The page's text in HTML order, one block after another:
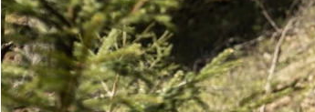
Weitere nachhaltige und soziale
Die Marke PSS verpflichtet sich zudem selber
Büroräumen sowie zum CO2-neutralen Versand